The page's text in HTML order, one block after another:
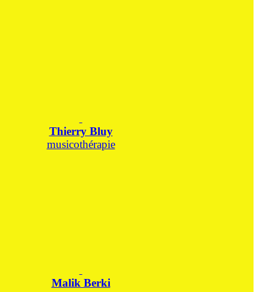
Thierry Bluy
musicothérapie
Malik Berki